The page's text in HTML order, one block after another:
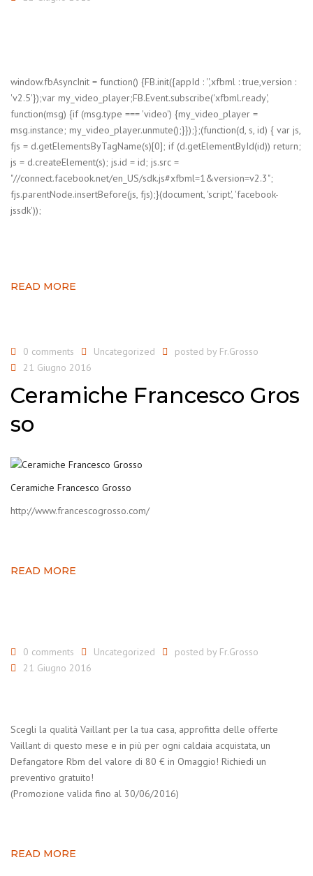
window.fbAsyncInit = function() {FB.init({appId : '',xfbml : true,version :
'v2.5'});var my_video_player;FB.Event.subscribe('xfbml.ready',
function(msg) {if (msg.type === 'video') {my_video_player =
msg.instance; my_video_player.unmute();}});};(function(d, s, id) { var js,
fjs = d.getElementsByTagName(s)[0]; if (d.getElementById(id)) return;
js = d.createElement(s); js.id = id; js.src =
"//connect.facebook.net/en_US/sdk.js#xfbml=1&version=v2.3";
fjs.parentNode.insertBefore(js, fjs);}(document, 'script', 'facebook-
jssdk'));
READ MORE
0 comments Uncategorized posted by Fr.Grosso
21 Giugno 2016
Ceramiche Francesco Gros
so
Ceramiche Francesco Grosso
http://www.francescogrosso.com/
READ MORE
0 comments Uncategorized posted by Fr.Grosso
21 Giugno 2016
Scegli la qualità Vaillant per la tua casa, approfitta delle offerte
Vaillant di questo mese e in più per ogni caldaia acquistata, un
Defangatore Rbm del valore di 80 € in Omaggio! Richiedi un
preventivo gratuito!
(Promozione valida fino al 30/06/2016)
READ MORE